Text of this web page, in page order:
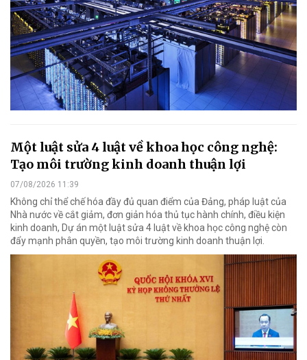
Một luật sửa 4 luật về khoa học công nghệ:
Tạo môi trường kinh doanh thuận lợi
07/08/2026 11:39
Không chỉ thể chế hóa đầy đủ quan điểm của Đảng, pháp luật của
Nhà nước về cắt giảm, đơn giản hóa thủ tục hành chính, điều kiện
kinh doanh, Dự án một luật sửa 4 luật về khoa học công nghệ còn
đẩy mạnh phân quyền, tạo môi trường kinh doanh thuận lợi.